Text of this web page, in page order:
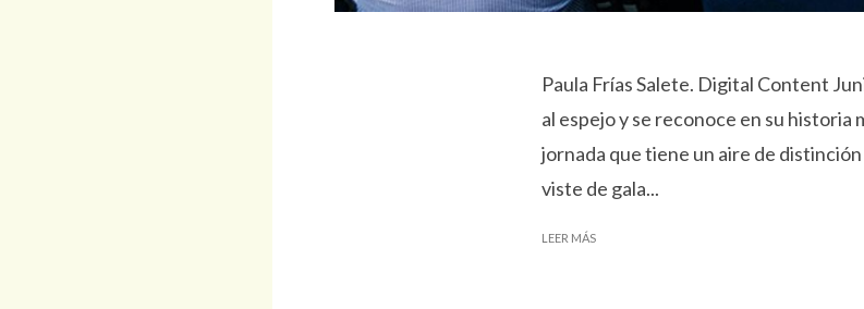
Paula Frías Salete. Digital Content
al espejo y se reconoce en su historia
jornada que tiene un aire de
viste de gala...
LEER MÁS